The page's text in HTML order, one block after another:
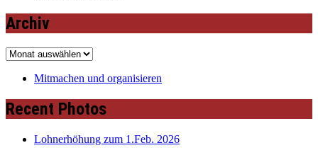
Archiv
Archiv
Mitmachen und organisieren
Recent Photos
Lohnerhöhung zum 1.Feb. 2026